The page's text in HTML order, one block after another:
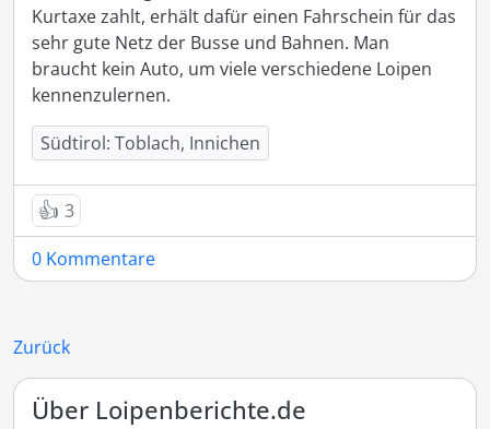
Kurtaxe zahlt, erhält dafür einen Fahrschein für das
sehr gute Netz der Busse und Bahnen. Man
braucht kein Auto, um viele verschiedene Loipen
kennenzulernen.
Südtirol: Toblach, Innichen
👍 3
0 Kommentare
Zurück
Über Loipenberichte.de